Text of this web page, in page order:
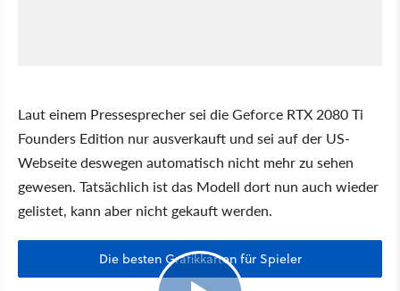
Laut einem Pressesprecher sei die Geforce RTX 2080 Ti
Founders Edition nur ausverkauft und sei auf der US-
Webseite deswegen automatisch nicht mehr zu sehen
gewesen. Tatsächlich ist das Modell dort nun auch wieder
gelistet, kann aber nicht gekauft werden.
Die besten Grafikkarten für Spieler
8:28